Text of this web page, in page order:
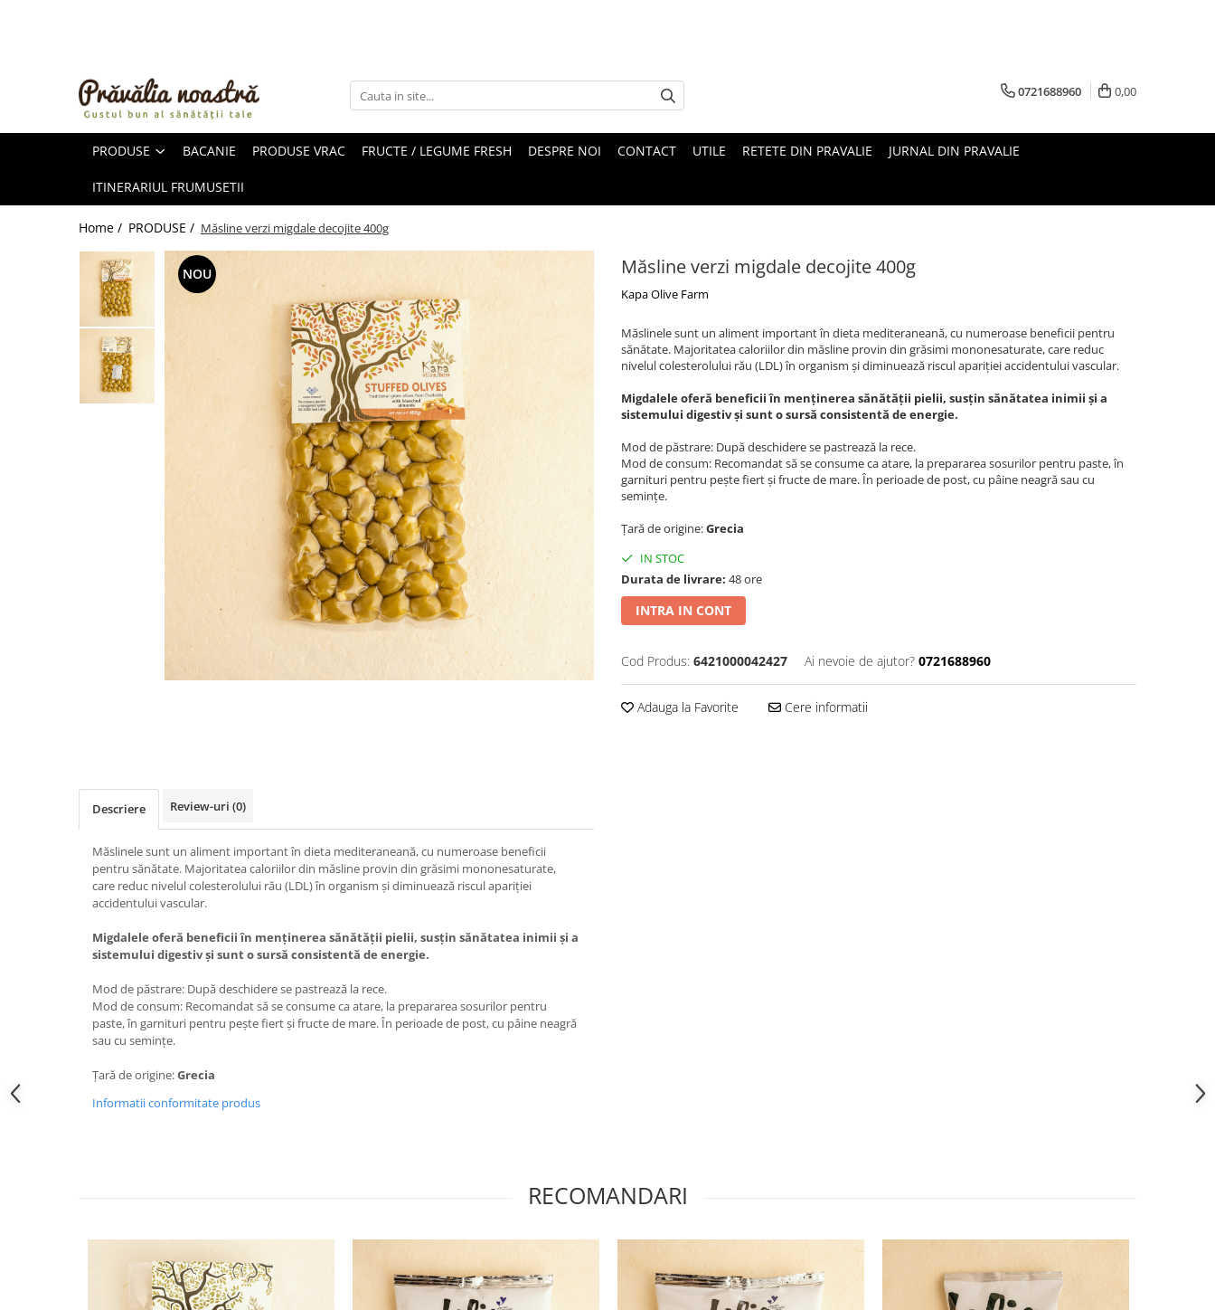
ULEIURI ȘI UNTURI
FRUCTE DESHIDRATATE
ÎNDULCITORI NATURALI / MIERE
FRUCTE LA CONSERVĂ
OȚETURI ȘI SOSURI
FĂINĂ FĂRĂ GLUTEN
BĂUTURI / LAPTE VEGETAL
OREZ ȘI CEREALE
CREME ȘI PASTE TARTINABILE
0721688960 0,00
PRODUSE BACANIE PRODUSE VRAC FRUCTE / LEGUME FRESH DESPRE NOI CONTACT UTILE RETETE DIN PRAVALIE JURNAL DIN PRAVALIE
ITINERARIUL FRUMUSETII
Home / PRODUSE / Măsline verzi migdale decojite 400g
Măsline verzi migdale decojite 400g
Kapa Olive Farm
NOU
Măslinele sunt un aliment important în dieta mediteraneană, cu numeroase beneficii pentru
sănătate. Majoritatea caloriilor din măsline provin din grăsimi mononesaturate, care reduc
nivelul colesterolului rău (LDL) în organism și diminuează riscul apariției accidentului vascular.
Migdalele oferă beneficii în menținerea sănătății pielii, susțin sănătatea inimii și a
sistemului digestiv și sunt o sursă consistentă de energie.
Mod de păstrare: După deschidere se pastrează la rece.
Mod de consum: Recomandat să se consume ca atare, la prepararea sosurilor pentru paste, în
garnituri pentru pește fiert și fructe de mare. În perioade de post, cu pâine neagră sau cu
semințe.
Țară de origine:Grecia
IN STOC
Durata de livrare: 48 ore
INTRA IN CONT
Cod Produs: 6421000042427 Ai nevoie de ajutor? 0721688960
Adauga la Favorite Cere informatii
Descriere Review-uri (0)
Măslinele sunt un aliment important în dieta mediteraneană, cu numeroase beneficii
pentru sănătate. Majoritatea caloriilor din măsline provin din grăsimi mononesaturate,
care reduc nivelul colesterolului rău (LDL) în organism și diminuează riscul apariției
accidentului vascular.
Migdalele oferă beneficii în menținerea sănătății pielii, susțin sănătatea inimii și a
sistemului digestiv și sunt o sursă consistentă de energie.
Mod de păstrare: După deschidere se pastrează la rece.
Mod de consum: Recomandat să se consume ca atare, la prepararea sosurilor pentru
paste, în garnituri pentru pește fiert și fructe de mare. În perioade de post, cu pâine neagră
sau cu semințe.
Țară de origine:Grecia
Informatii conformitate produs
RECOMANDARI